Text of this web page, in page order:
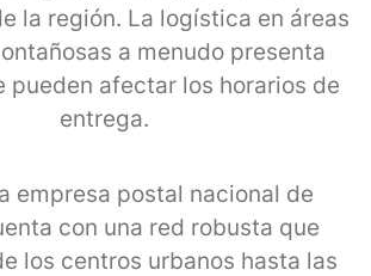
la región. La logística en áreas
a menudo presenta
pueden afectar los horarios de
entrega.
empresa postal nacional de
con una red robusta que
los centros urbanos hasta las